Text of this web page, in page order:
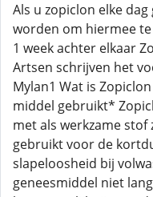
Als u zopiclon elke
worden om hiermee
1 week achter elkaar
Artsen schrijven het
Mylan1 Wat is
middel gebruikt*
met als werkzame
gebruikt voor de
slapeloosheid bij
geneesmiddel niet